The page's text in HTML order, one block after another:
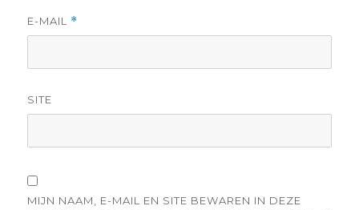
E-MAIL *
SITE
MIJN NAAM, E-MAIL EN SITE BEWAREN IN DEZE